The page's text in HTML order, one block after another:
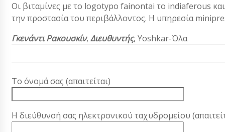
Οι βιταμίνες με το logotypo fainontai το indiaferous
την προστασία του περιβάλλοντος. Η υπηρεσία
Γκενάντι Ρακουσκίν, Διευθυντής, Yoshkar-Όλα
Το όνομά σας (απαιτείται)
Η διεύθυνσή σας ηλεκτρονικού ταχυδρομείου